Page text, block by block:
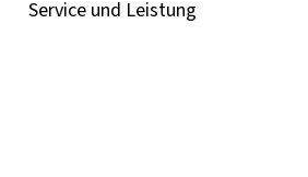
Service und Leistung